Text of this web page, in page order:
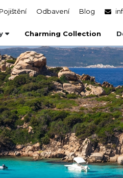
Pojištění Odbavení Blog
Charming Collection